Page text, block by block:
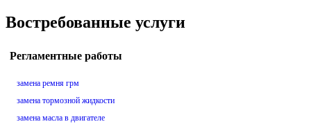
Востребованные услуги
Регламентные работы
замена ремня грм
замена тормозной жидкости
замена масла в двигателе